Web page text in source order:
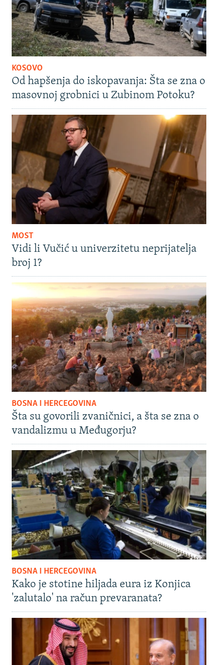
KOSOVO
Od hapšenja do iskopavanja: Šta se zna o
masovnoj grobnici u Zubinom Potoku?
MOST
Vidi li Vučić u univerzitetu neprijatelja
broj 1?
BOSNA I HERCEGOVINA
Šta su govorili zvaničnici, a šta se zna o
vandalizmu u Međugorju?
BOSNA I HERCEGOVINA
Kako je stotine hiljada eura iz Konjica
'zalutalo' na račun prevaranata?